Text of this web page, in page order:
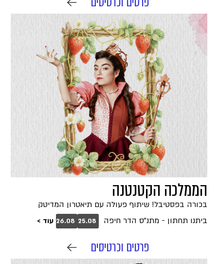
הממלכה הקטנטנה
בכורה בפסטיבל! שיתוף פעולה עם תיאטרון המדיטק
ביתנו תחתון - מתנ"ס הדר חיפה
25.08
26.08 עוד >
פרטים וכרטיסים